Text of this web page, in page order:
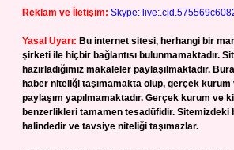
Reklam ve İletişim: Skype:
Yasal Uyarı: Bu internet sitesi, herhangi bir
şirketi ile hiçbir bağlantısı bulunmamaktadır.
hazırladığımız makaleler paylaşılmaktadır.
haber niteliği taşımamakta olup, gerçek kurum
paylaşım yapılmamaktadır. Gerçek kurum ve
benzerlikleri tamamen tesadüfidir. Sitemizdeki
halindedir ve tavsiye niteliği taşımazlar.